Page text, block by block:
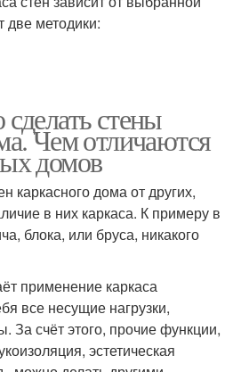
две методики:
стены
Чем отличаются
домов
каркасного дома от других,
в них каркаса. К примеру в
блока, или бруса, никакого
применение каркаса
все несущие нагрузки,
За счёт этого, прочие функции,
эстетическая